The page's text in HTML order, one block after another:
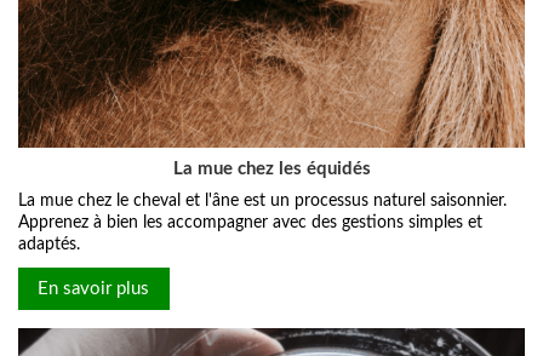
La mue chez les équidés
La mue chez le cheval et l'âne est un processus naturel saisonnier.
Apprenez à bien les accompagner avec des gestions simples et
adaptés.
En savoir plus